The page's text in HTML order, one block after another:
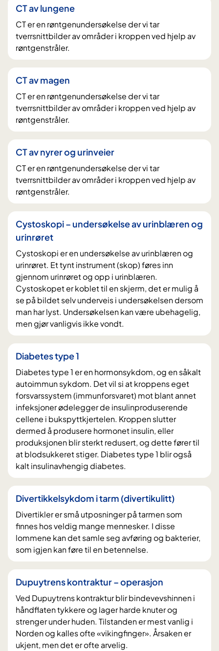
CT av lungene
CT er en røntgenundersøkelse der vi tar
tverrsnittbilder av områder i kroppen ved hjelp av
røntgenstråler.
CT av magen
CT er en røntgenundersøkelse der vi tar
tverrsnittbilder av områder i kroppen ved hjelp av
røntgenstråler.
CT av nyrer og urinveier
CT er en røntgenundersøkelse der vi tar
tverrsnittbilder av områder i kroppen ved hjelp av
røntgenstråler.
Cystoskopi – undersøkelse av urinblæren og
urinrøret
Cystoskopi er en undersøkelse av urinblæren og
urinrøret. Et tynt instrument (skop) føres inn
gjennom urinrøret og opp i urinblæren.
Cystoskopet er koblet til en skjerm, det er mulig å
se på bildet selv underveis i undersøkelsen dersom
man har lyst. Undersøkelsen kan være ubehagelig,
men gjør vanligvis ikke vondt.
Diabetes type 1
Diabetes type 1 er en hormonsykdom, og en såkalt
autoimmun sykdom. Det vil si at kroppens eget
forsvarssystem (immunforsvaret) mot blant annet
infeksjoner ødelegger de insulinproduserende
cellene i bukspyttkjertelen. Kroppen slutter
dermed å produsere hormonet insulin, eller
produksjonen blir sterkt redusert, og dette fører til
at blodsukkeret stiger. Diabetes type 1 blir også
kalt insulinavhengig diabetes.
Divertikkelsykdom i tarm (divertikulitt)
Divertikler er små utposninger på tarmen som
finnes hos veldig mange mennesker. I disse
lommene kan det samle seg avføring og bakterier,
som igjen kan føre til en betennelse.
Dupuytrens kontraktur – operasjon
Ved Dupuytrens kontraktur blir bindevevshinnen i
håndflaten tykkere og lager harde knuter og
strenger under huden. Tilstanden er mest vanlig i
Norden og kalles ofte «vikingfinger». Årsaken er
ukjent, men det er ofte arvelig.